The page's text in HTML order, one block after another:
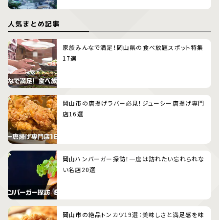
人気まとめ記事
家族みんなで満足！岡山県の食べ放題スポット特集
17選
岡山市の唐揚げラバー必見！ジューシー唐揚げ専門
店16選
岡山ハンバーガー探訪！一度は訪れたい忘れられな
い名店20選
岡山市の絶品トンカツ19選：美味しさと満足感を味